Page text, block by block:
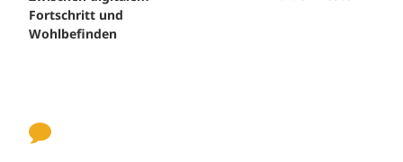
Fortschritt und
Wohlbefinden